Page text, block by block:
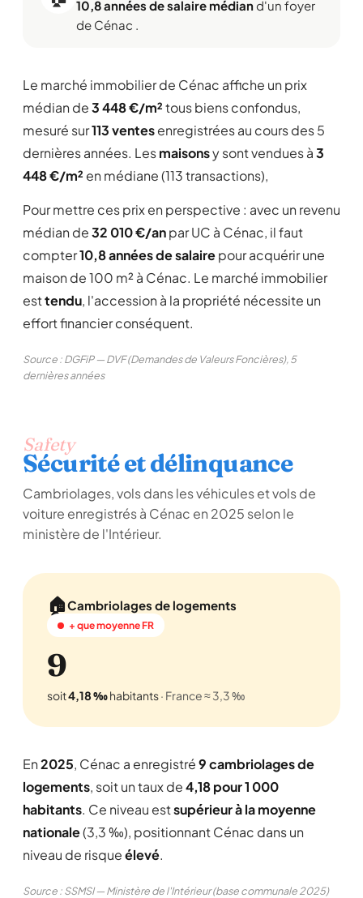
10,8 années de salaire médiand'un foyer
de Cénac .
Le marché immobilier de Cénac affiche un prix
médian de3 448 €/m²tous biens confondus,
mesuré sur113 ventesenregistrées au cours des 5
dernières années. Lesmaisonsy sont vendues à3
448 €/m² en médiane (113 transactions),
Pour mettre ces prix en perspective : avec un revenu
médian de32 010 €/anpar UC à Cénac, il faut
compter10,8 années de salairepour acquérir une
maison de 100 m² à Cénac. Le marché immobilier
esttendu, l'accession à la propriété nécessite un
effort financier conséquent.
Source : DGFiP — DVF (Demandes de Valeurs Foncières), 5
dernières années
Safety
Sécurité et délinquance
Cambriolages, vols dans les véhicules et vols de
voiture enregistrés à Cénac en 2025 selon le
ministère de l'Intérieur.
🏠Cambriolages de logements
+ que moyenne FR
9
soit4,18 ‰habitants· France ≈ 3,3 ‰
En2025, Cénac a enregistré9 cambriolages de
logements, soit un taux de4,18 pour 1 000
habitants. Ce niveau estsupérieur à la moyenne
nationale(3,3 ‰), positionnant Cénac dans un
niveau de risqueélevé.
Source : SSMSI — Ministère de l'Intérieur (base communale 2025)